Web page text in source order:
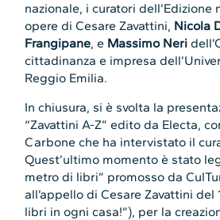
nazionale, i curatori dell’Edizione
opere di Cesare Zavattini, Nicola
Frangipane, e Massimo Neri
cittadinanza e impresa
Reggio Emilia.
In chiusura, si è svolta la
“Zavattini A-Z” edito da Electa,
Carbone che ha intervistato il
Quest’ultimo momento è stato
metro di libri” promosso da
all’appello di Cesare Zavattini del
libri in ogni casa!”), per la